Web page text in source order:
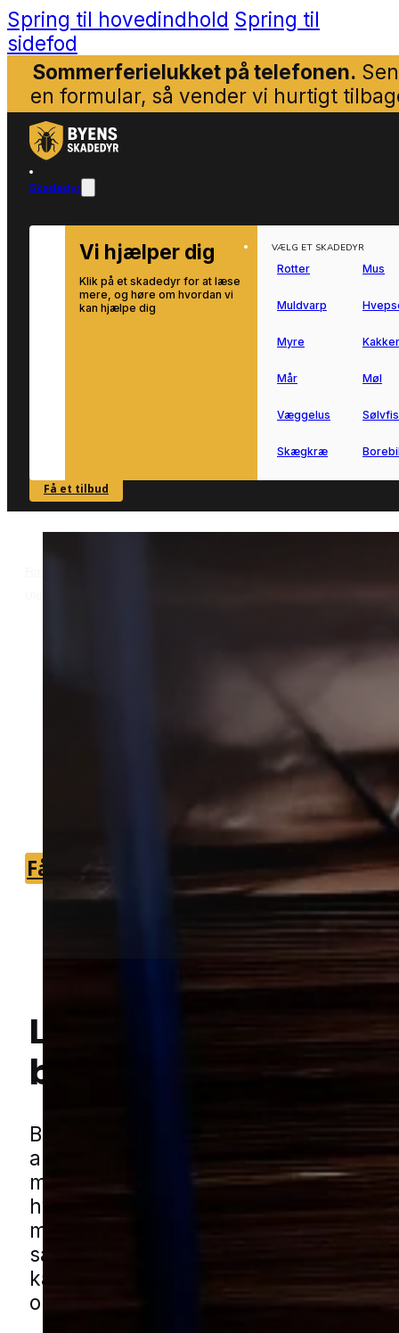
Spring til hovedindhold Spring til
sidefod
Sommerferielukket på telefonen.
en formular, så vender vi hurtigt
Skadedyr
Vi hjælper dig
Klik på et skadedyr for at læse
mere, og høre om hvordan vi
kan hjælpe dig
SE OVERSIGT
VÆLG ET SKADEDYR
Rotter Mus
Muldvarp
Myre
Mår Møl
Væggelus
Skægkræ
Få et tilbud
Bekæmpelse af borebiller i Uldum
kræver en løsning, der passer til
boligen og træværkets tilstand.
Vi forbinder dig med lokale partnere,
som kan hjælpe hurtigt og sagligt.
Få et tilbud +45 51 90 85 46
Lokal bekæmpelse
borebiller
i Uldum
Borebiller kan gøre skade på træ over
angreb ofte udvikler sig stille og uden
meget i hverdagen. Det gælder især
hvor der er ældre træværk, udhuse
mindre bygninger, som ikke bliver
så tit. Når først angrebet får lov at
kan det brede sig i konstruktioner,
opbevarede materialer af træ.